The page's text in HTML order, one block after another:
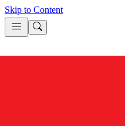
Skip to Content